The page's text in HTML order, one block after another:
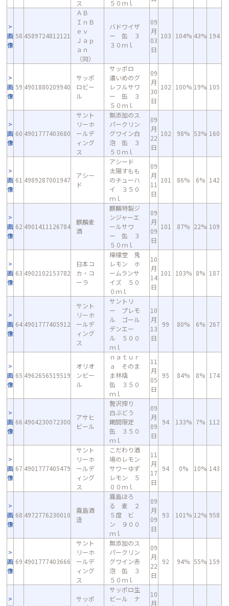
ス ５０ｍｌ
画
像
58 4589724812121
ＡＢ
ＩｎＢ
ｅｖ
Ｊａｐ
ａｎ
（同）
バドワイザ
ー 缶 ３
３０ｍｌ
09
月
03
日
103 104% 43% 194
画
像
59 4901880209940
サッポ
ロビー
ル
サッポロ
濃いめのグ
レフルサワ
ー 缶 ３
５０ｍｌ
09
月
30
日
102 100% 19% 105
画
像
60 4901777403680
サント
リーホ
ールデ
ィング
ス
無添加のス
パークリン
グワイン白
泡 缶 ３
５０ｍｌ
09
月
22
日
102 98% 53% 160
画
像
61 4989287001947
アシー
ド
アシード
太陽すもも
のチューハ
イ ３５０
ｍｌ
09
月
11
日
101 86% 6% 142
画
像
62 4901411126784
麒麟麦
酒
麒麟特製ジ
ンジャーエ
ールサワ
ー 缶 ３
５０ｍｌ
09
月
09
日
101 87% 22% 109
画
像
63 4902102153782
日本コ
カ・コ
ーラ
檸檬堂 鬼
レモン ホ
ームランサ
イズ ５０
０ｍｌ
10
月
14
日
101 103% 8% 187
画
像
64 4901777405912
サント
リーホ
ールデ
ィング
ス
サントリ
ー プレモ
ル ゴール
デンエー
ル ５００
ｍｌ
10
月
13
日
99 80% 6% 267
画
像
65 4962656519519
オリオ
ンビー
ル
ｎａｔｕｒ
ａ そのま
ま林檎
缶 ３５０
ｍｌ
11
月
05
日
95 84% 8% 174
画
像
66 4904230072300
アサヒ
ビール
贅沢搾り
白ぶどう
期間限定
缶 ３５０
ｍｌ
09
月
09
日
94 133% 7% 112
画
像
67 4901777405479
サント
リーホ
ールデ
ィング
ス
こだわり酒
場のレモン
サワーゆず
レモン ５
００ｍｌ
11
月
17
日
94 0% 10% 143
画
像
68 4972776230010
霧島酒
造
霧島ほろ
る 麦 ２
５度 ビ
ン ９００
ｍｌ
09
月
09
日
93 101% 12% 958
画
像
69 4901777403666
サント
リーホ
ールデ
ィング
ス
無添加のス
パークリン
グワイン赤
泡 缶 ３
５０ｍｌ
09
月
22
日
92 94% 55% 159
サッポ
サッポロ生
ビール ナ
10
月